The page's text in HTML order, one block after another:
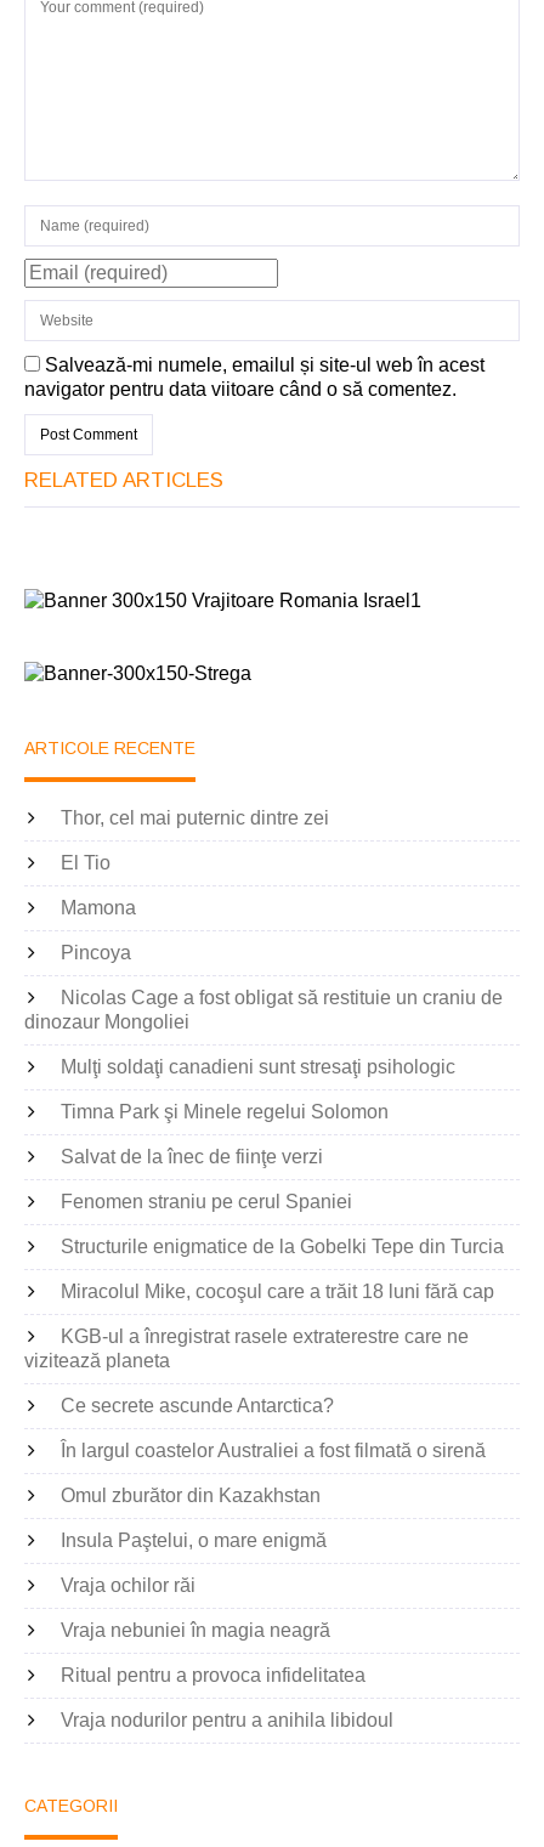
Salvează-mi numele, emailul și site-ul web în acest
navigator pentru data viitoare când o să comentez.
RELATED ARTICLES
ARTICOLE RECENTE
Thor, cel mai puternic dintre zei
El Tio
Mamona
Pincoya
Nicolas Cage a fost obligat să restituie un craniu de
dinozaur Mongoliei
Mulţi soldaţi canadieni sunt stresaţi psihologic
Timna Park şi Minele regelui Solomon
Salvat de la înec de fiinţe verzi
Fenomen straniu pe cerul Spaniei
Structurile enigmatice de la Gobelki Tepe din Turcia
Miracolul Mike, cocoşul care a trăit 18 luni fără cap
KGB-ul a înregistrat rasele extraterestre care ne
vizitează planeta
Ce secrete ascunde Antarctica?
În largul coastelor Australiei a fost filmată o sirenă
Omul zburător din Kazakhstan
Insula Paştelui, o mare enigmă
Vraja ochilor răi
Vraja nebuniei în magia neagră
Ritual pentru a provoca infidelitatea
Vraja nodurilor pentru a anihila libidoul
CATEGORII